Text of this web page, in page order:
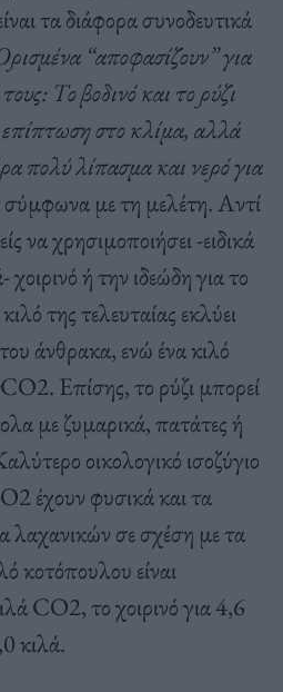
τα διάφορα συνοδευτικά
“αποφασίζουν” για
Το βοδινό και το ρύζι
επίπτωση στο κλίμα, αλλά
πολύ λίπασμα και νερό για
σύμφωνα με τη μελέτη. Αντί
να χρησιμοποιήσει -ειδικά
ή την ιδεώδη για το
της τελευταίας εκλύει
άνθρακα, ενώ ένα κιλό
Επίσης, το ρύζι μπορεί
με ζυμαρικά, πατάτες ή
οικολογικό ισοζύγιο
έχουν φυσικά και τα
λαχανικών σε σχέση με τα
κοτόπουλου είναι
CO2, το χοιρινό για 4,6
κιλά.